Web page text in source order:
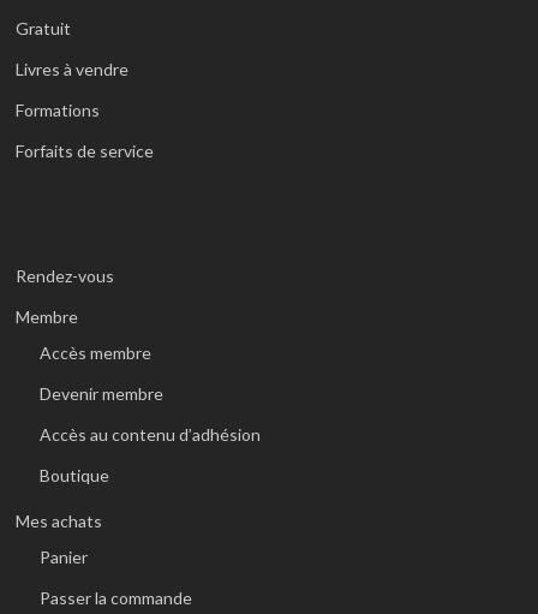
Gratuit
Livres à vendre
Formations
Forfaits de service
Rendez-vous
Membre
Accès membre
Devenir membre
Accès au contenu d’adhésion
Boutique
Mes achats
Panier
Passer la commande